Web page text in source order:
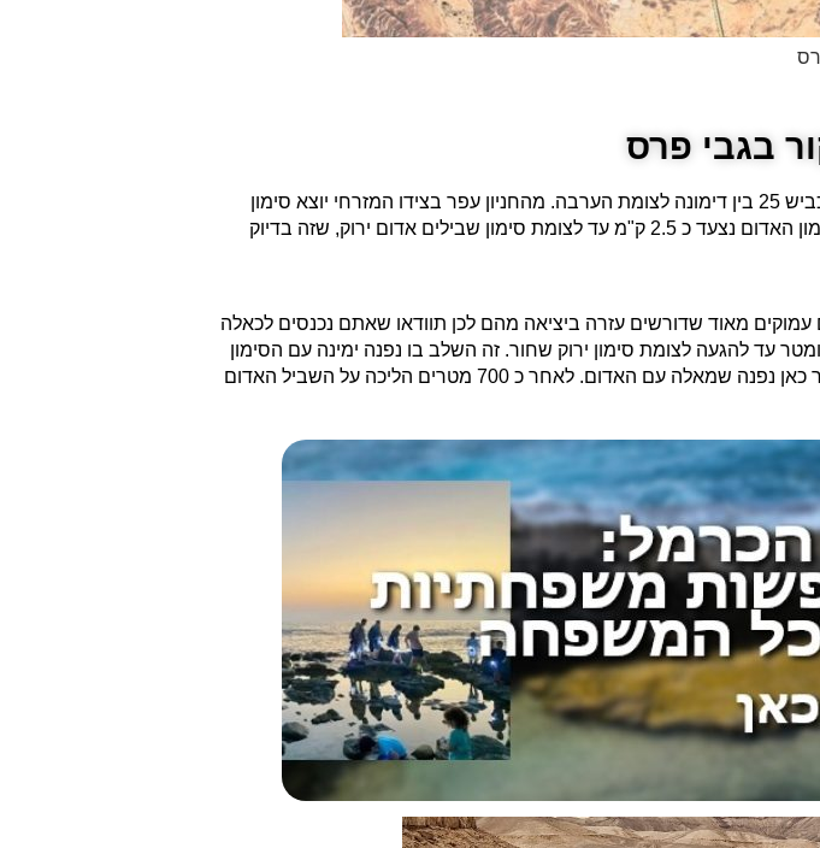
בגבי פרס
המסלול של נחל פרס המקוצר אורכו המלא כ 6 ק"מ, הוא מתחיל את דרכו בחניון עפר בסמוך לכביש 25 בין דימונה לצומת הערבה. מהחניון עפר בצידו המזרחי יוצא סימון
שבילים אדום במגמת ירידה, שרובה בדרך עפר ג'יפים נוחה להליכה אך חשופה לשמש. על הסימון האדום נצעד כ 2.5 ק"מ עד לצומת סימון שבילים אדום ירוק, שזה בדיוק
עמוקים מאוד שדורשים עזרה ביציאה מהם לכן תוודאו שאתם נכנסים לכאלה
עד להגעה לצומת סימון ירוק שחור. זה השלב בו נפנה ימינה עם הסימון
השחור. לאחר כ 1.5 ק"מ נסיים את הצעידה על הסימון השחור ונחזור לצומת שבילים אדום שחור כאן נפנה שמאלה עם האדום. לאחר כ 700 מטרים הליכה על השביל האדום